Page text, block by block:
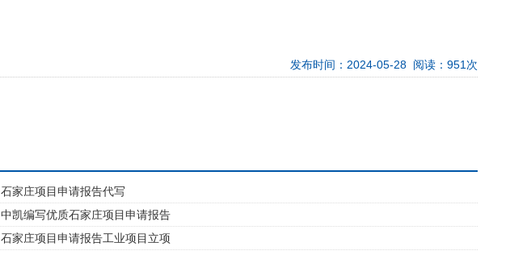
发布时间：2024-05-28 阅读：951次
石家庄项目申请报告代写
中凯编写优质石家庄项目申请报告
石家庄项目申请报告工业项目立项